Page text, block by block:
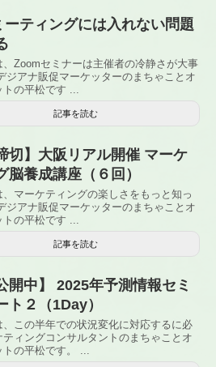
ティングには入れない問題
、Zoomセミナーは主催者の冷静さが大事
ジアナ販促マーケッターのまちゃことオ
の平松です ...
記事を読む
切】大阪リアル開催 マーケ
脳養成講座（６回）
、マーケティングの楽しさをもっと知っ
ジアナ販促マーケッターのまちゃことオ
の平松です ...
記事を読む
開中】 2025年予測情報セミ
ト２（1Day）
、この半年での状況変化に対応するに必
ティングコンサルタントのまちゃことオ
の平松です。 ...